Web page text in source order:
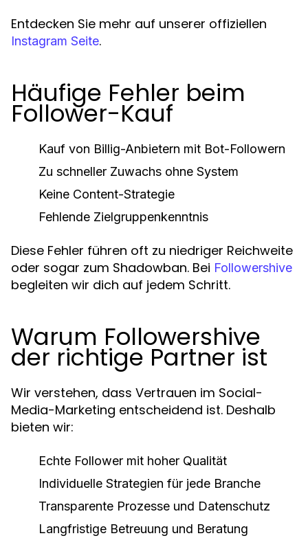
Entdecken Sie mehr auf unserer offiziellen
Instagram Seite.
Häufige Fehler beim
Follower-Kauf
Kauf von Billig-Anbietern mit Bot-Followern
Zu schneller Zuwachs ohne System
Keine Content-Strategie
Fehlende Zielgruppenkenntnis
Diese Fehler führen oft zu niedriger Reichweite
oder sogar zum Shadowban. Bei Followershive
begleiten wir dich auf jedem Schritt.
Warum Followershive
der richtige Partner ist
Wir verstehen, dass Vertrauen im Social-
Media-Marketing entscheidend ist. Deshalb
bieten wir:
Echte Follower mit hoher Qualität
Individuelle Strategien für jede Branche
Transparente Prozesse und Datenschutz
Langfristige Betreuung und Beratung